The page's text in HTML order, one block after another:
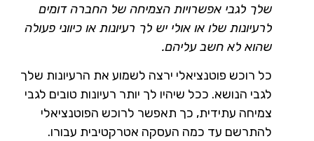
שלך לגבי אפשרויות הצמיחה של החברה דומים
לרעיונות שלו או אולי יש לך רעיונות או כיווני פעולה
שהוא לא חשב עליהם.
כל רוכש פוטנציאלי ירצה לשמוע את הרעיונות שלך
לגבי הנושא. ככל שיהיו לך יותר רעיונות טובים לגבי
צמיחה עתידית, כך תאפשר לרוכש הפוטנציאלי
להתרשם עד כמה העסקה אטרקטיבית עבורו.